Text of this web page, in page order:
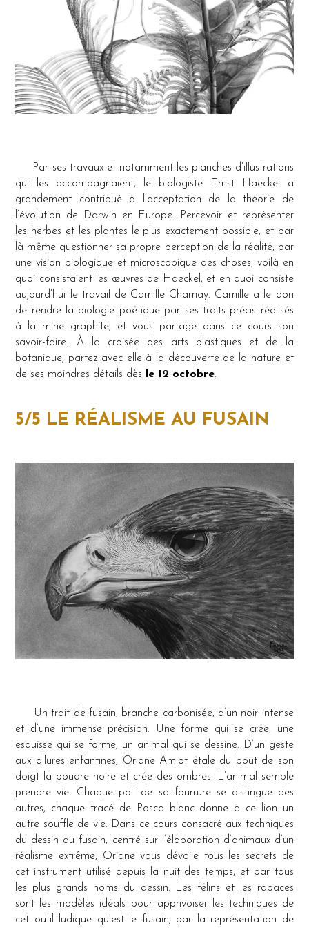
Par ses travaux et notamment les planches d’illustrations
qui les accompagnaient, le biologiste Ernst Haeckel a
grandement contribué à l’acceptation de la théorie de
l’évolution de Darwin en Europe. Percevoir et représenter
les herbes et les plantes le plus exactement possible, et par
là même questionner sa propre perception de la réalité, par
une vision biologique et microscopique des choses, voilà en
quoi consistaient les œuvres de Haeckel, et en quoi consiste
aujourd’hui le travail de Camille Charnay. Camille a le don
de rendre la biologie poétique par ses traits précis réalisés
à la mine graphite, et vous partage dans ce cours son
savoir-faire. À la croisée des arts plastiques et de la
botanique, partez avec elle à la découverte de la nature et
de ses moindres détails dès
le 12 octobre.
5/5 LE RÉALISME AU FUSAIN
Un trait de fusain, branche carbonisée, d’un noir intense
et d’une immense précision. Une forme qui se crée, une
esquisse qui se forme, un animal qui se dessine. D’un geste
aux allures enfantines, Oriane Amiot étale du bout de son
doigt la poudre noire et crée des ombres. L’animal semble
prendre vie. Chaque poil de sa fourrure se distingue des
autres, chaque tracé de Posca blanc donne à ce lion un
autre souffle de vie. Dans ce cours consacré aux techniques
du dessin au fusain, centré sur l’élaboration d’animaux d’un
réalisme extrême, Oriane vous dévoile tous les secrets de
cet instrument utilisé depuis la nuit des temps, et par tous
les plus grands noms du dessin. Les félins et les rapaces
sont les modèles idéals pour apprivoiser les techniques de
cet outil ludique qu’est le fusain, par la représentation de